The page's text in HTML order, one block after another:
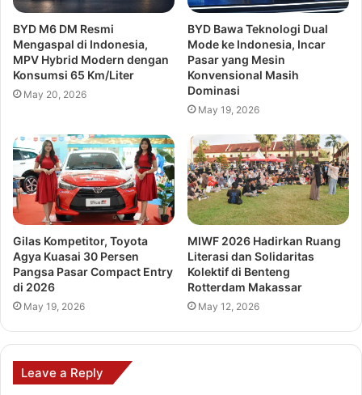
BYD M6 DM Resmi
Mengaspal di Indonesia,
MPV Hybrid Modern dengan
Konsumsi 65 Km/Liter
May 20, 2026
BYD Bawa Teknologi Dual
Mode ke Indonesia, Incar
Pasar yang Mesin
Konvensional Masih
Dominasi
May 19, 2026
Gilas Kompetitor, Toyota
Agya Kuasai 30 Persen
Pangsa Pasar Compact Entry
di 2026
May 19, 2026
MIWF 2026 Hadirkan Ruang
Literasi dan Solidaritas
Kolektif di Benteng
Rotterdam Makassar
May 12, 2026
Leave a Reply